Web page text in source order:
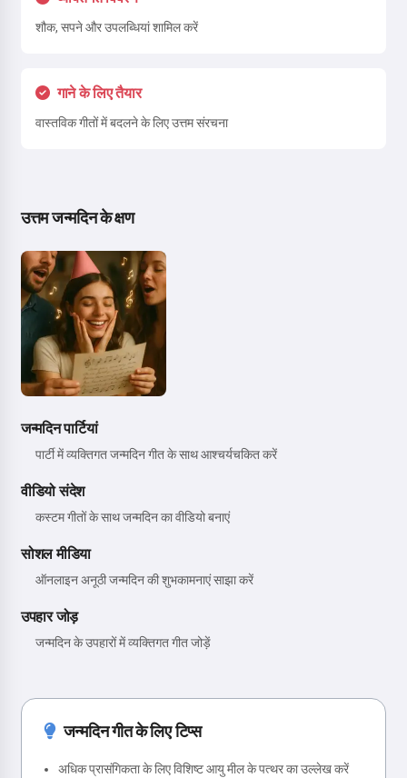
शौक, सपने और उपलब्धियां शामिल करें
गाने के लिए तैयार
वास्तविक गीतों में बदलने के लिए उत्तम संरचना
उत्तम जन्मदिन के क्षण
जन्मदिन पार्टियां
पार्टी में व्यक्तिगत जन्मदिन गीत के साथ आश्चर्यचकित करें
वीडियो संदेश
कस्टम गीतों के साथ जन्मदिन का वीडियो बनाएं
सोशल मीडिया
ऑनलाइन अनूठी जन्मदिन की शुभकामनाएं साझा करें
उपहार जोड़
जन्मदिन के उपहारों में व्यक्तिगत गीत जोड़ें
जन्मदिन गीत के लिए टिप्स
अधिक प्रासंगिकता के लिए विशिष्ट आयु मील के पत्थर का उल्लेख करें